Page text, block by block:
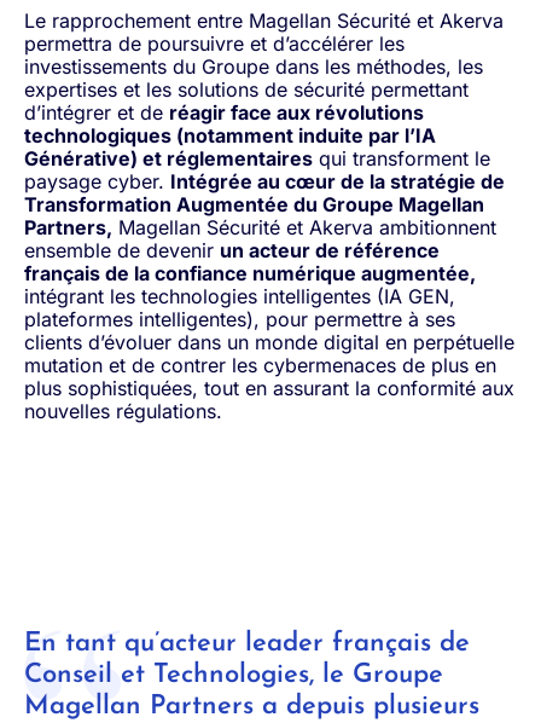
Le rapprochement entre Magellan Sécurité et Akerva
permettra de poursuivre et d’accélérer les
investissements du Groupe dans les méthodes, les
expertises et les solutions de sécurité permettant
d’intégrer et de réagir face aux révolutions
technologiques (notamment induite par l’IA
Générative) et réglementaires qui transforment le
paysage cyber. Intégrée au cœur de la stratégie de
Transformation Augmentée du Groupe Magellan
Partners, Magellan Sécurité et Akerva ambitionnent
ensemble de devenir un acteur de référence
français de la confiance numérique augmentée,
intégrant les technologies intelligentes (IA GEN,
plateformes intelligentes), pour permettre à ses
clients d’évoluer dans un monde digital en perpétuelle
mutation et de contrer les cybermenaces de plus en
plus sophistiquées, tout en assurant la conformité aux
nouvelles régulations.
En tant qu’acteur leader français de
Conseil et Technologies, le Groupe
Magellan Partners a depuis plusieurs